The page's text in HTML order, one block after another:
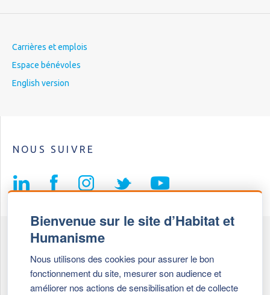
Bienvenue sur le site d’Habitat et
Humanisme
Nous utilisons des cookies pour assurer le bon
fonctionnement du site, mesurer son audience et
améliorer nos actions de sensibilisation et de collecte
Carrières et emplois
Espace bénévoles
English version
NOUS SUIVRE
69647 Caluire et Cuire cedex